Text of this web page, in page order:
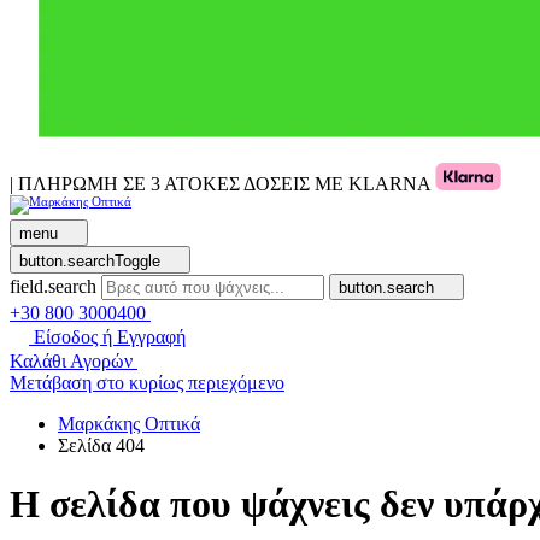
| ΠΛΗΡΩΜΗ ΣΕ 3 ΑΤΟΚΕΣ ΔΟΣΕΙΣ ΜΕ KLARNA
menu
button.searchToggle
field.search button.search
+30 800 3000400
Είσοδος ή Εγγραφή
Καλάθι Αγορών
Μετάβαση στο κυρίως περιεχόμενο
Μαρκάκης Οπτικά
Σελίδα 404
Η σελίδα που ψάχνεις δεν